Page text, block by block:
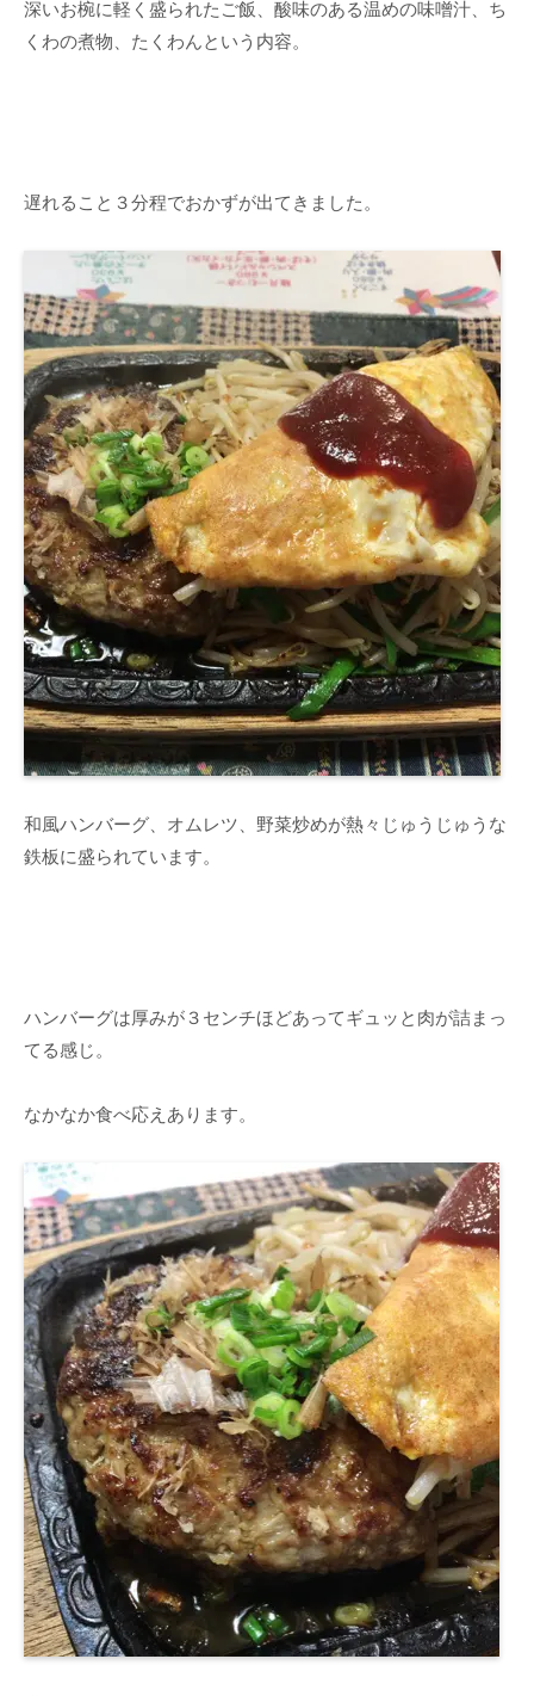
深いお椀に軽く盛られたご飯、酸味のある温めの味噌汁、ち
くわの煮物、たくわんという内容。
遅れること３分程でおかずが出てきました。
和風ハンバーグ、オムレツ、野菜炒めが熱々じゅうじゅうな
鉄板に盛られています。
ハンバーグは厚みが３センチほどあってギュッと肉が詰まっ
てる感じ。
なかなか食べ応えあります。